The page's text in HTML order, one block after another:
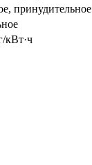
принудительное
кВт·ч